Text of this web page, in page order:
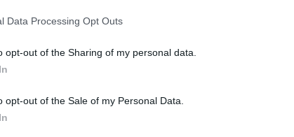
Data Processing Opt Outs
opt-out of the Sharing of my personal data.
opt-out of the Sale of my Personal Data.
al Morgagni. Fu protagonista con la maglia
e mezzo nelle stagioni 2013/14 e 14/15. Poi una
le maglie di Sant’Arcangelo, Lecce, Trapani,
di esperienza ed indubbie qualità tecniche al